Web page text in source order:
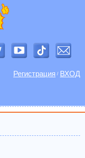
Регистрация / ВХОД